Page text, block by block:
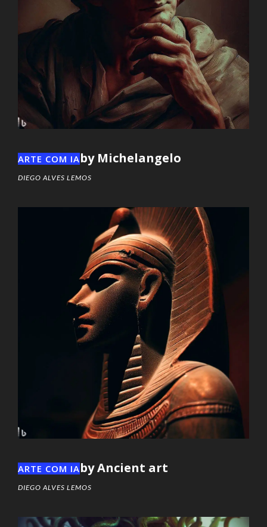
ARTE COM IAby Michelangelo
DIEGO ALVES LEMOS
ARTE COM IAby Ancient art
DIEGO ALVES LEMOS